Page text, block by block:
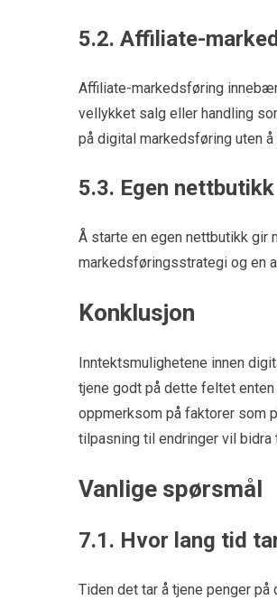
5.2. Affiliate-
Affiliate-markedsføring
vellykket salg eller handling
på digital markedsføring uten å
5.3. Egen nettbutikk
Å starte en egen nettbutikk gir
markedsføringsstrategi og en
Konklusjon
Inntektsmulighetene innen
tjene godt på dette feltet
oppmerksom på faktorer som
tilpasning til endringer vil
Vanlige spørsmål
7.1. Hvor lang tid
Tiden det tar å tjene penger